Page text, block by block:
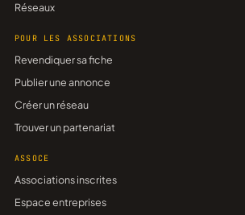
Réseaux
POUR LES ASSOCIATIONS
Revendiquer sa fiche
Publier une annonce
Créer un réseau
Trouver un partenariat
ASSOCE
Associations inscrites
Espace entreprises